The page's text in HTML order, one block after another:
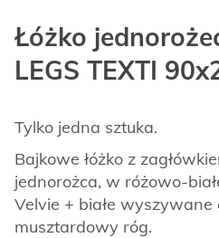
Łóżko
LEGS TEXTI
Tylko jedna sztuka.
Bajkowe łóżko z
jednorożca, w różowo-
Velvie + białe wyszywane
musztardowy róg.